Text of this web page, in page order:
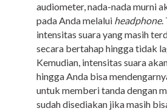
audiometer, nada-nada murni
pada Anda melalui headphone.
intensitas suara yang masih
secara bertahap hingga tidak
Kemudian, intensitas suara
hingga Anda bisa
untuk memberi tanda dengan
sudah disediakan jika masih